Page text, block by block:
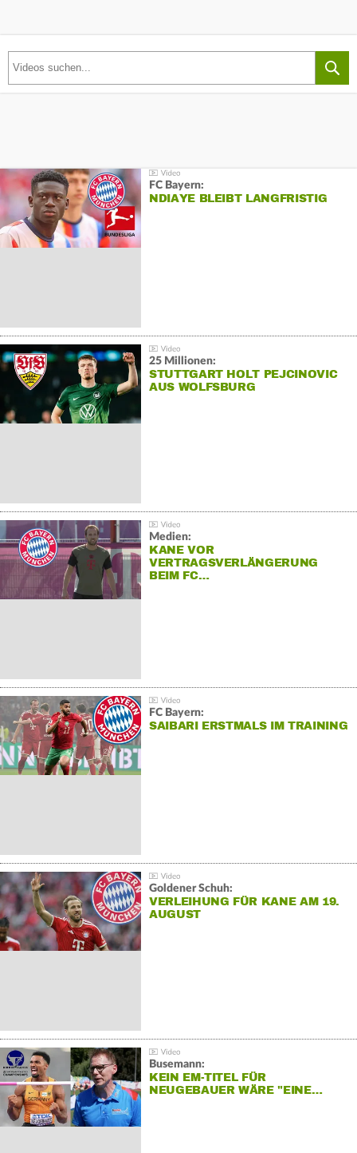
FC Bayern:
NDIAYE BLEIBT LANGFRISTIG
25 Millionen:
STUTTGART HOLT PEJCINOVIC
AUS WOLFSBURG
Medien:
KANE VOR
VERTRAGSVERLÄNGERUNG
BEIM FC…
FC Bayern:
SAIBARI ERSTMALS IM TRAINING
Goldener Schuh:
VERLEIHUNG FÜR KANE AM 19.
AUGUST
Busemann:
KEIN EM-TITEL FÜR
NEUGEBAUER WÄRE "EINE…